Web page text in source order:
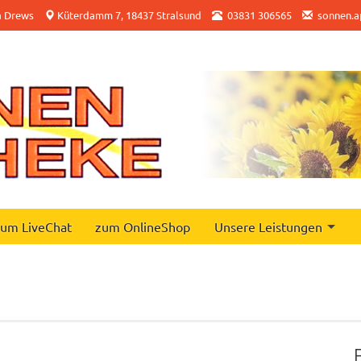
Drews Küterdamm 7, 18437 Stralsund 03831 306565
LiveChat zum OnlineShop Unsere Leistungen